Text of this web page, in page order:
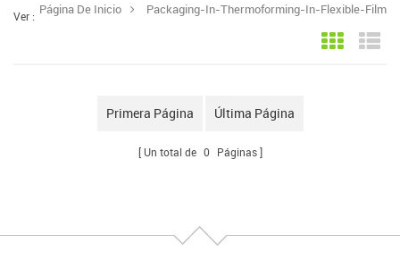
Página De Inicio Packaging-In-Thermoforming-In-Flexible-Film
Ver :
Vista en
Primera Página Última Página
Un total de 0 Páginas